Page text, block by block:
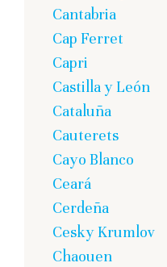
Cantabria
Cap Ferret
Capri
Castilla y León
Cataluña
Cauterets
Cayo Blanco
Ceará
Cerdeña
Cesky Krumlov
Chaouen